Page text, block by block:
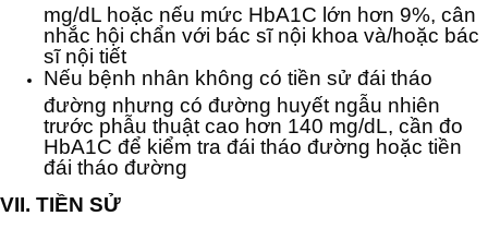
mg/dL hoặc nếu mức HbA1C lớn hơn 9%, cân
nhắc hội chẩn với bác sĩ nội khoa và/hoặc bác
sĩ nội tiết
Nếu bệnh nhân không có tiền sử đái tháo
đường nhưng có đường huyết ngẫu nhiên
trước phẫu thuật cao hơn 140 mg/dL, cần đo
HbA1C để kiểm tra đái tháo đường hoặc tiền
đái tháo đường
VII. TIỀN SỬ